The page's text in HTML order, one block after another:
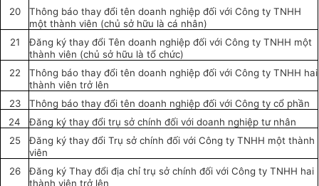
20
Thông báo thay đổi tên doanh nghiệp đối với Công ty TNHH
một thành viên (chủ sở hữu là cá nhân)
21
Đăng ký thay đổi Tên doanh nghiệp đối với Công ty TNHH một
thành viên (chủsở hữu là tổ chức)
22
Thông báo thay đổi tên doanh nghiệp đối với Công ty TNHH hai
thành viên trở lên
23
Thông báo thay đổi tên doanh nghiệpđối với Công ty cổ phần
24
Đăng ký thay đổi trụsở chính đối với doanh nghiệp tư nhân
25
Đăng ký thay đổi Trụ sở chính đối với Công ty TNHH một thành
viên
26
Đăng ký Thay đổi địa chỉ trụ sở chính đối với Công ty TNHH hai
thành viên trở lên